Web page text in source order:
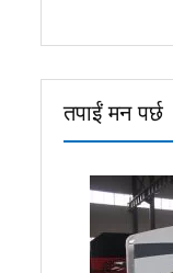
तपाईं मन पर्छ